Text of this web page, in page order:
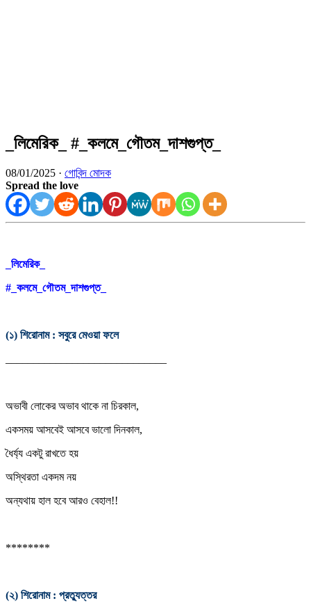
_লিমেরিক_ #_কলমে_গৌতম_দাশগুপ্ত_
08/01/2025 · গোবিন্দ মোদক
Spread the love
_লিমেরিক_
#_কলমে_গৌতম_দাশগুপ্ত_
(১) শিরোনাম : সবুরে মেওয়া ফলে
অভাবী লোকের অভাব থাকে না চিরকাল,
একসময় আসবেই আসবে ভালো দিনকাল,
ধৈর্য্য একটু রাখতে হয়
অস্থিরতা একদম নয়
অন্যথায় হাল হবে আরও বেহাল!!
********
(২) শিরোনাম : প্রত্যুত্তর